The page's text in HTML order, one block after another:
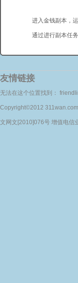
进入金钱副本，运
通过进行副本任务
友情链接
无法在这个位置找到：
Copyright©2012
文网文[2010]076号 增值电信